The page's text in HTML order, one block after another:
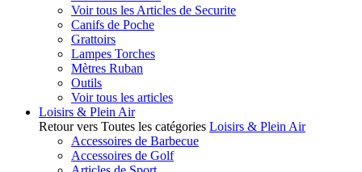
Voir tous les Articles de Securite
Canifs de Poche
Grattoirs
Lampes Torches
Mètres Ruban
Outils
Voir tous les articles
Loisirs & Plein Air
Retour vers Toutes les catégories Loisirs & Plein Air
Accessoires de Barbecue
Accessoires de Golf